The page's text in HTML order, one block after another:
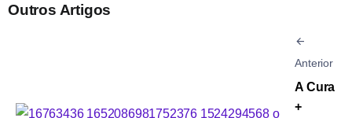
Outros Artigos
Anterior
A Cura
+